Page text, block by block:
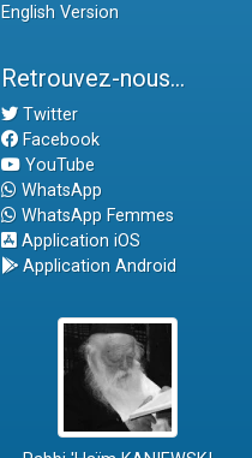
English Version
Retrouvez-nous...
Twitter
Facebook
YouTube
WhatsApp
WhatsApp Femmes
Application iOS
Application Android